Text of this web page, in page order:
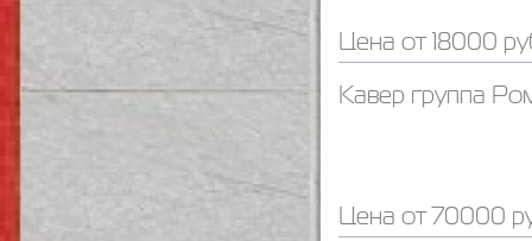
Цена от 18000
Кавер группа
Цена от 70000